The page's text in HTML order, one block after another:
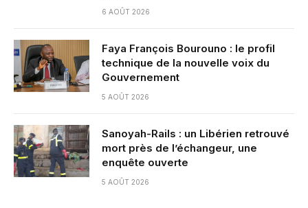
6 AOÛT 2026
Faya François Bourouno : le profil
technique de la nouvelle voix du
Gouvernement
5 AOÛT 2026
Sanoyah-Rails : un Libérien retrouvé
mort près de l’échangeur, une
enquête ouverte
5 AOÛT 2026